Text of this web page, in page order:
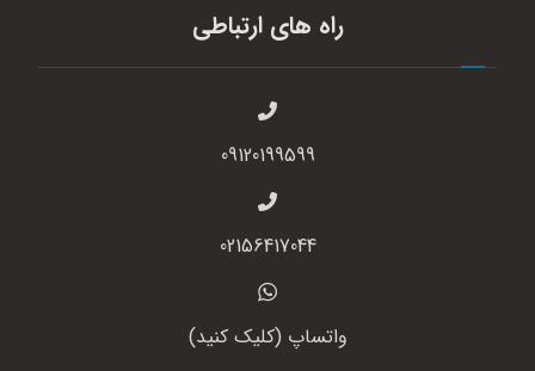
راه های ارتباطی
09120199599
02156417044
واتساپ (کلیک کنید)